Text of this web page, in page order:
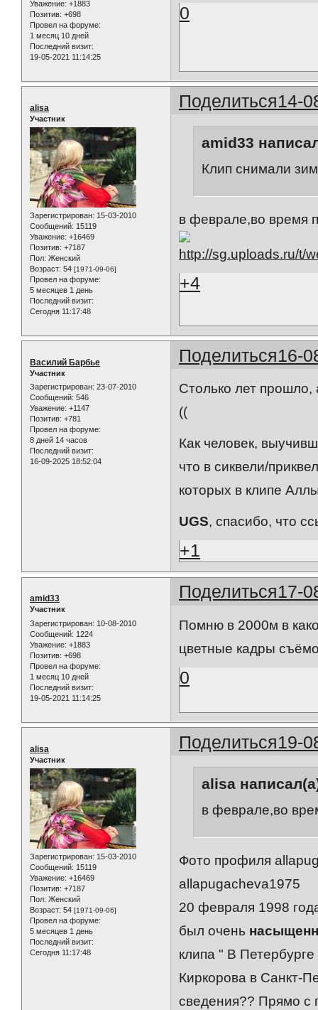
Уважение: +1883
Позитив: +698
Провел на форуме:
1 месяц 10 дней
Последний визит:
19-05-2021 11:14:25
0
Поделиться14-
alisa
Участник
Зарегистрирован: 15-03-2010
Сообщений: 15119
Уважение: +16469
Позитив: +7187
Пол: Женский
Возраст: 54 [1971-09-06]
Провел на форуме:
5 месяцев 1 день
Последний визит:
Сегодня 11:17:48
amid33
Клип снимали
в феврале,во время
+4
Поделиться16-
Василий Барбье
Участник
Зарегистрирован: 23-07-2010
Сообщений: 546
Уважение: +1147
Позитив: +781
Провел на форуме:
8 дней 14 часов
Последний визит:
16-09-2025 18:52:04
Столько лет прошло,
((
Как человек,
что в сиквели/
которых в клипе
UGS, спасибо, что
+1
Поделиться17-
amid33
Участник
Зарегистрирован: 10-08-2010
Сообщений: 1224
Уважение: +1883
Позитив: +698
Провел на форуме:
1 месяц 10 дней
Последний визит:
19-05-2021 11:14:25
Помню в 2000м в
цветные кадры
0
Поделиться19-
alisa
Участник
Зарегистрирован: 15-03-2010
Сообщений: 15119
Уважение: +16469
Позитив: +7187
Пол: Женский
Возраст: 54 [1971-09-06]
Провел на форуме:
5 месяцев 1 день
Последний визит:
Сегодня 11:17:48
alisa
в феврале,во
Фото профиля
allapugacheva1975
20 февраля 1998
был очень
клипа " В
Киркорова в Санкт-
сведения?? Прямо с